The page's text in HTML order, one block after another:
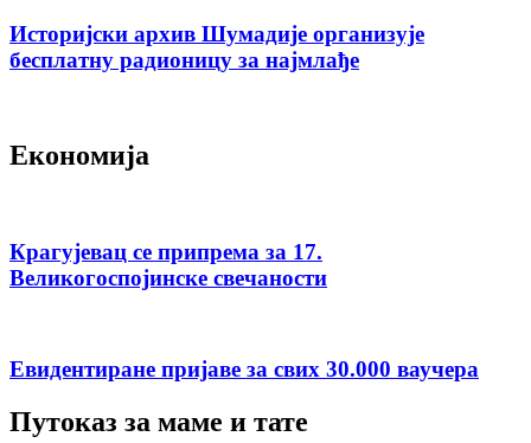
Историјски архив Шумадије организује
бесплатну радионицу за најмлађе
Економија
Крагујевац се припрема за 17.
Великогоспојинске свечаности
Евидентиране пријаве за свих 30.000 ваучера
Путоказ за маме и тате